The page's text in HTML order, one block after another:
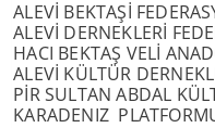
ALEVİ BEKTAŞİ
ALEVİ DERNEKLERİ
HACI BEKTAŞ VELİ
ALEVİ KÜLTÜR
PİR SULTAN ABDAL
KARADENIZ